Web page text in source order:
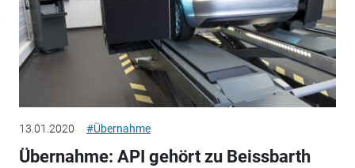
13.01.2020 #Übernahme
Übernahme: API gehört zu Beissbarth